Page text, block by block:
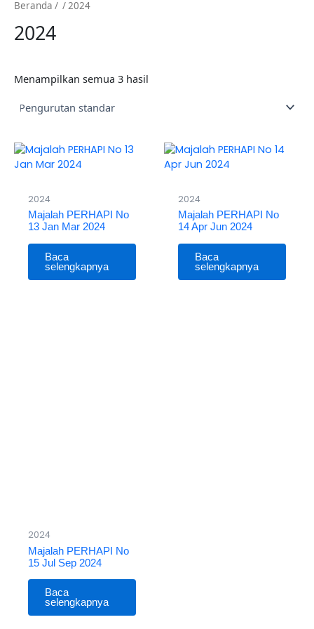
Beranda / / 2024
2024
Menampilkan semua 3 hasil
2024
Majalah PERHAPI No
13 Jan Mar 2024
Baca
selengkapnya
2024
Majalah PERHAPI No
14 Apr Jun 2024
Baca
selengkapnya
2024
Majalah PERHAPI No
15 Jul Sep 2024
Baca
selengkapnya